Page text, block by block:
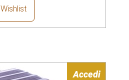
Wishlist
Accedi